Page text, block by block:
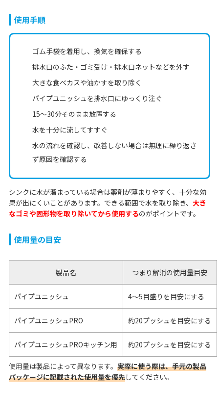
使用手順
ゴム手袋を着用し、換気を確保する
排水口のふた・ゴミ受け・排水口ネットなどを外す
大きな食べカスや油かすを取り除く
パイプユニッシュを排水口にゆっくり注ぐ
15〜30分そのまま放置する
水を十分に流してすすぐ
水の流れを確認し、改善しない場合は無理に繰り返さ
ず原因を確認する
シンクに水が溜まっている場合は薬剤が薄まりやすく、十分な効
果が出にくいことがあります。できる範囲で水を取り除き、 大き
なゴミや固形物を取り除いてから使用するのがポイントです。
使用量の目安
製品名 つまり解消の使用量目安
パイプユニッシュ 4〜5目盛りを目安にする
パイプユニッシュPRO 約20プッシュを目安にする
パイプユニッシュPROキッチン用 約20プッシュを目安にする
使用量は製品によって異なります。 実際に使う際は、手元の製品
パッケージに記載された使用量を優先してください。